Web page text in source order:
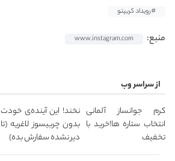
#رویداد کریپتو
منبع: www.instagram.com
از سراسر وب
کرم جوانساز آلمانی
انتخاب ستاره ها!خرید با
تخفیف
نخند! این آینده‌ی خودت
بدون چربیسوز لاغریه (تا
دیر نشده سفارش بده)